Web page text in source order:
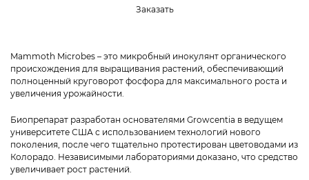
Заказать
Mammoth Microbes – это микробный инокулянт органического
происхождения для выращивания растений, обеспечивающий
полноценный круговорот фосфора для максимального роста и
увеличения урожайности.
Биопрепарат разработан основателями Growcentia в ведущем
университете США с использованием технологий нового
поколения, после чего тщательно протестирован цветоводами из
Колорадо. Независимыми лабораториями доказано, что средство
увеличивает рост растений.